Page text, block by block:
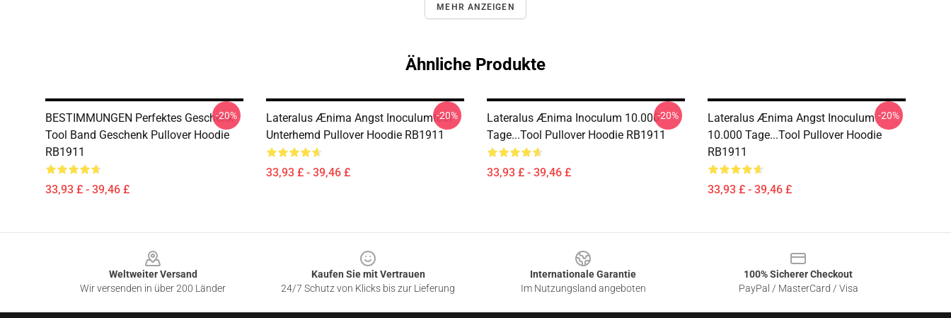
MEHR ANZEIGEN
Ähnliche Produkte
BESTIMMUNGEN Perfektes Geschenk
Tool Band Geschenk Pullover Hoodie
RB1911
33,93 £ - 39,46 £
-20%
Lateralus Ænima Angst Inoculumtool
Unterhemd Pullover Hoodie RB1911
33,93 £ - 39,46 £
-20%
Lateralus Ænima Inoculum 10.000
Tage...tool Pullover Hoodie RB1911
33,93 £ - 39,46 £
-20%
Lateralus Ænima Angst Inoculum
10.000 Tage...tool Pullover Hoodie
RB1911
33,93 £ - 39,46 £
-20%
Weltweiter Versand
Wir versenden in über 200 Länder
Kaufen Sie mit Vertrauen
24/7 Schutz von Klicks bis zur Lieferung
Internationale Garantie
Im Nutzungsland angeboten
100% Sicherer Checkout
PayPal / MasterCard / Visa